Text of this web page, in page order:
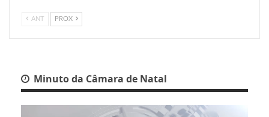
ANT PROX
Minuto da Câmara de Natal